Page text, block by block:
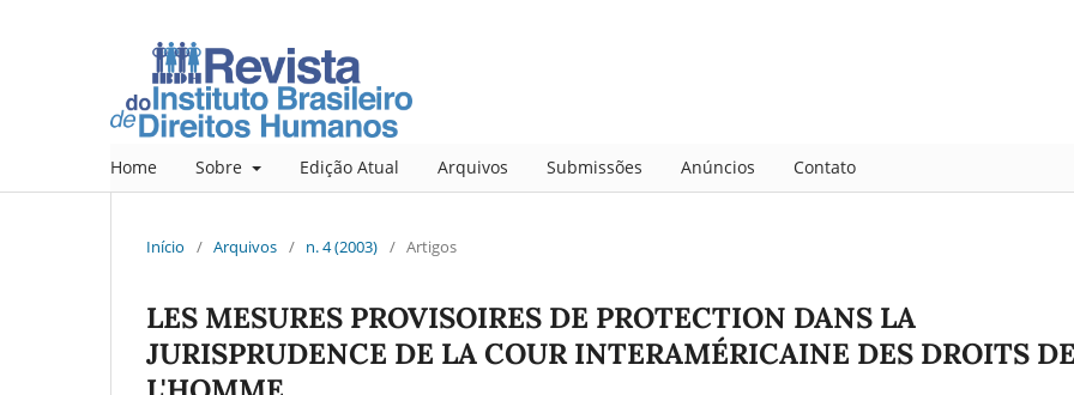
Home Sobre Edição Atual Arquivos Submissões Anúncios Contato
Início / Arquivos / n. 4 (2003) / Artigos
LES MESURES PROVISOIRES DE PROTECTION DANS LA
JURISPRUDENCE DE LA COUR INTERAMÉRICAINE DES DROITS DE